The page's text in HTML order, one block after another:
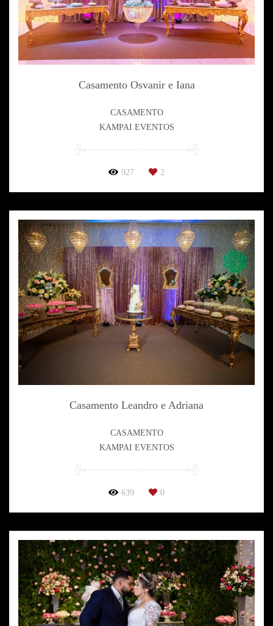
Casamento Osvanir e Iana
CASAMENTO
KAMPAI EVENTOS
927 2
Casamento Leandro e Adriana
CASAMENTO
KAMPAI EVENTOS
639 0